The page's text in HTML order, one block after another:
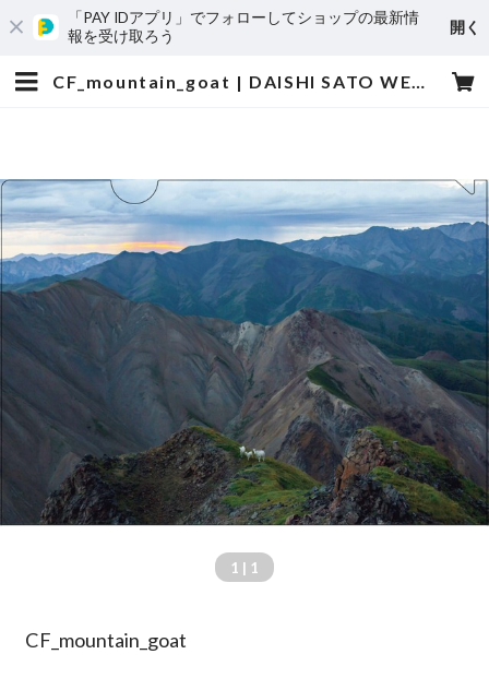
「PAY IDアプリ」でフォローしてショップの最新情
報を受け取ろう
開く
CF_mountain_goat | DAISHI SATO WEB SHOP
1 | 1
CF_mountain_goat